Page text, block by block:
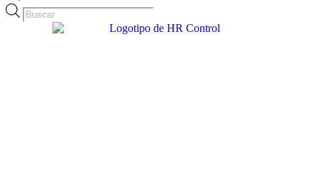
Búsqueda
de
productos